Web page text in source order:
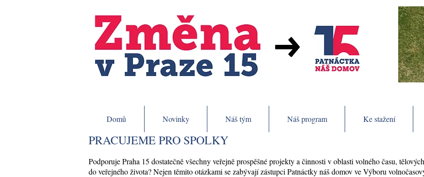
Domů Novinky Náš tým Náš program Ke stažení
PRACUJEME PRO SPOLKY
Podporuje Praha 15 dostatečně všechny veřejně prospěšné projekty a činnosti v oblasti volného času,
do veřejného života? Nejen těmito otázkami se zabývají zástupci Patnáctky náš domov ve Výboru